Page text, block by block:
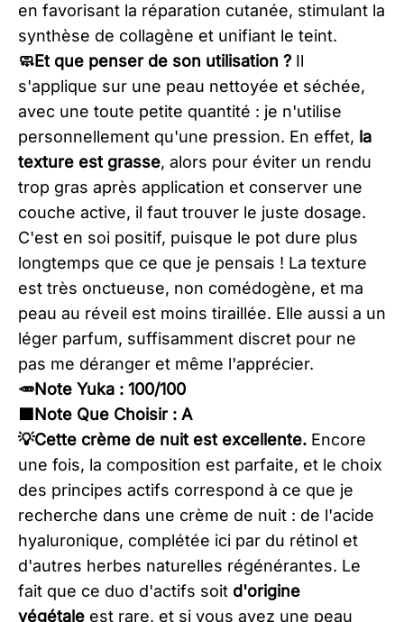
en favorisant la réparation cutanée, stimulant la
synthèse de collagène et unifiant le teint.
🧼Et que penser de son utilisation ? Il
s'applique sur une peau nettoyée et séchée,
avec une toute petite quantité : je n'utilise
personnellement qu'une pression. En effet, la
texture est grasse, alors pour éviter un rendu
trop gras après application et conserver une
couche active, il faut trouver le juste dosage.
C'est en soi positif, puisque le pot dure plus
longtemps que ce que je pensais ! La texture
est très onctueuse, non comédogène, et ma
peau au réveil est moins tiraillée. Elle aussi a un
léger parfum, suffisamment discret pour ne
pas me déranger et même l'apprécier.​
🥕Note Yuka : 100/100
🟦Note Que Choisir : A
​💡Cette crème de nuit est excellente. Encore
une fois, la composition est parfaite, et le choix
des principes actifs correspond à ce que je
recherche dans une crème de nuit : de l'acide
hyaluronique, complétée ici par du rétinol et
d'autres herbes naturelles régénérantes. Le
fait que ce duo d'actifs soit d'origine
végétale est rare, et si vous avez une peau